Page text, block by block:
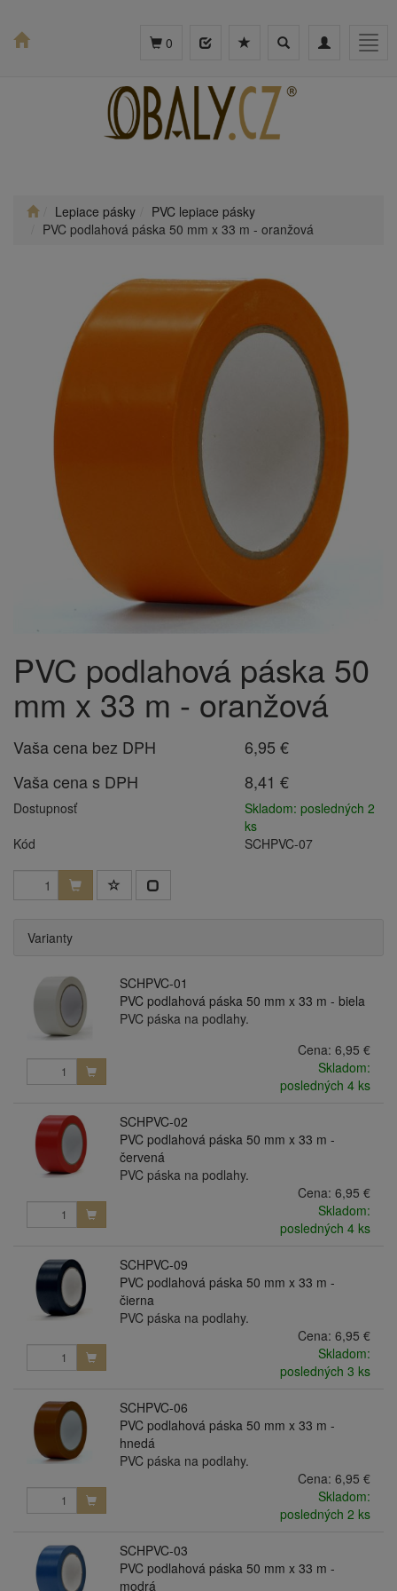
Toggle
Toggle
0
Lepiace pásky
PVC lepiace pásky
PVC podlahová páska 50 mm x 33 m - oranžová
PVC podlahová páska 50
mm x 33 m - oranžová
Vaša cena bez DPH
6,95 €
Vaša cena s DPH
8,41 €
Dostupnosť
Skladom: posledných 2
ks
Kód
SCHPVC-07
Varianty
SCHPVC-01
PVC podlahová páska 50 mm x 33 m - biela
PVC páska na podlahy.
Cena: 6,95 €
Skladom:
posledných 4 ks
SCHPVC-02
PVC podlahová páska 50 mm x 33 m -
červená
PVC páska na podlahy.
Cena: 6,95 €
Skladom:
posledných 4 ks
SCHPVC-09
PVC podlahová páska 50 mm x 33 m -
čierna
PVC páska na podlahy.
Cena: 6,95 €
Skladom:
posledných 3 ks
SCHPVC-06
PVC podlahová páska 50 mm x 33 m -
hnedá
PVC páska na podlahy.
Cena: 6,95 €
Skladom:
posledných 2 ks
SCHPVC-03
PVC podlahová páska 50 mm x 33 m -
modrá